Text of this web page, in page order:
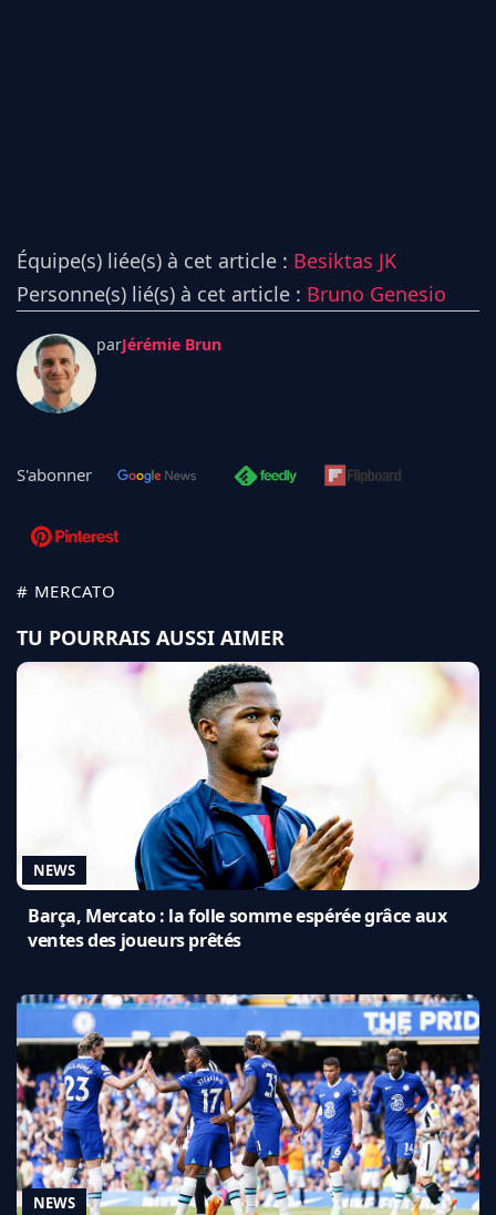
Équipe(s) liée(s) à cet article : Besiktas JK
Personne(s) lié(s) à cet article : Bruno Genesio
parJérémie Brun
S'abonner
# MERCATO
TU POURRAIS AUSSI AIMER
NEWS
Barça, Mercato : la folle somme espérée grâce aux
ventes des joueurs prêtés
NEWS